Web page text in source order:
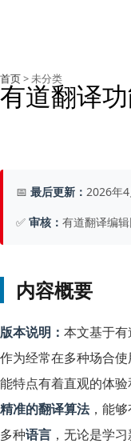
首页> 未分类
有道翻译
📅 最后更新： 2026年
✅ 审核： 有道翻译编
内容概要
版本说明： 本文基于有
作为经常在多种场合
能特点有着直观的体
精准的翻译算法，能
多种语言 ，无论是学